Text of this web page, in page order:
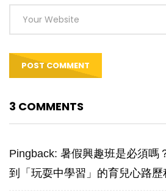
3 COMMENTS
Pingback: 暑假興趣班是必須嗎
到「玩耍中學習」的育兒心路歷